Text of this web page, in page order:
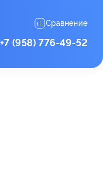
Сравнение
+7 (958) 776-49-52